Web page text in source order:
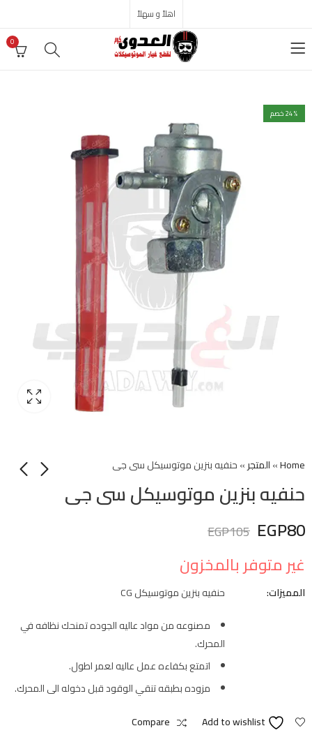
اهلاً و سهلاً
0
24% خصم
Home
»المتجر»حنفيه بنزين موتوسيكل سى جى
حنفيه بنزين موتوسيكل سى جى
EGP80
EGP105
غير متوفر بالمخزون
المميزات:
حنفيه بنزين موتوسيكل CG
مصنوعه من مواد عاليه الجوده تمنحك نظافه في
المحرك.
اتمتع بكفاءه عمل عاليه لعمر اطول.
مزوده بطبقه تنقي الوقود قبل دخوله الى المحرك.
Add to wishlist
Compare